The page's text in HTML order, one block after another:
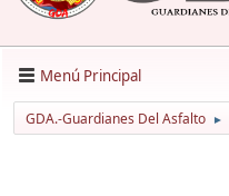
Menú Principal
GDA.-Guardianes Del Asfalto ►